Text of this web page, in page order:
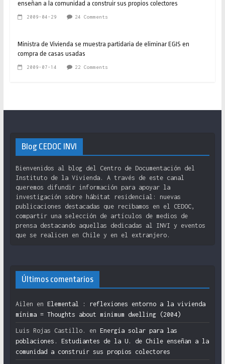
enseñan a la comunidad a construir sus propios colectores
2009-04-29 24 Comments
Ministra de Vivienda se muestra partidaria de eliminar EGIS en
compra de casas usadas
2009-07-14 22 Comments
Blog CEDOC INVI
Bienvenidos al blog del Centro de Documentación del
Instituto de la Vivienda. A través de este canal
queremos difundir información para apoyar la
investigación sobre hábitat residencial: nuevas
publicaciones destacadas que recibamos en el CEDOC,
compartir una selección de artículos de medios de
prensa destacando aquellas dedicadas al INVI y eventos
que se realicen en Chile y en el extranjero.
Últimos comentarios
Ailen en Elemental : reflexiones entorno a la vivienda
mínima = Thoughts about minimum dwelling (2004)
Luis Rojas Castillo. en Energía solar para las
poblaciones. Estudiantes de la U. de Chile enseñan a la
comunidad a construir sus propios colectores